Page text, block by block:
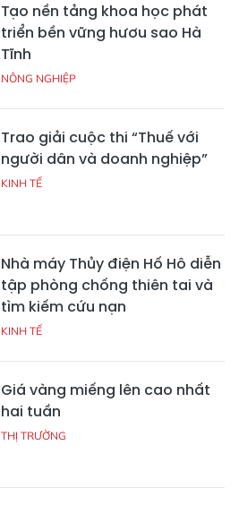
Tạo nền tảng khoa học phát
triển bền vững hươu sao Hà
Tĩnh
NÔNG NGHIỆP
Trao giải cuộc thi “Thuế với
người dân và doanh nghiệp”
KINH TẾ
Nhà máy Thủy điện Hố Hô diễn
tập phòng chống thiên tai và
tìm kiếm cứu nạn
KINH TẾ
Giá vàng miếng lên cao nhất
hai tuần
THỊ TRƯỜNG